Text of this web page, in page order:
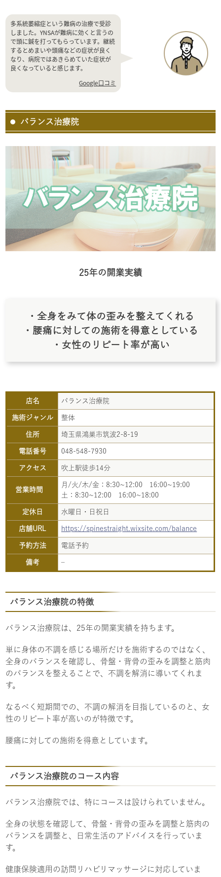
多系統萎縮症という難病の治療で受診
しました。YNSAが難病に効くと言うの
で頭に鍼を打ってもらっています。継続
するとめまいや頭痛などの症状が良く
なり、病院ではあきらめていた症状が
良くなっていると感じます。
Google口コミ
バランス治療院
25年の開業実績
・全身をみて体の歪みを整えてくれる
・腰痛に対しての施術を得意としている
・女性のリピート率が高い
店名 バランス治療院
施術ジャンル 整体
住所 埼玉県鴻巣市筑波2-8-19
電話番号 048-548-7930
アクセス 吹上駅徒歩14分
営業時間
月/火/木/金：8:30~12:00 16:00~19:00
土：8:30~12:00 16:00~18:00
定休日 水曜日・日祝日
店舗URL https://spinestraight.wixsite.com/balance
予約方法 電話予約
備考 –
バランス治療院の特徴
バランス治療院は、25年の開業実績を持ちます。
単に身体の不調を感じる場所だけを施術するのではなく、
全身のバランスを確認し、骨盤・背骨の歪みを調整と筋肉
のバランスを整えることで、不調を解消に導いてくれま
す。
なるべく短期間での、不調の解消を目指しているのと、女
性のリピート率が高いのが特徴です。
腰痛に対しての施術を得意としています。
バランス治療院のコース内容
バランス治療院では、特にコースは設けられていません。
全身の状態を確認して、骨盤・背骨の歪みを調整と筋肉の
バランスを調整と、日常生活のアドバイスを行っていま
す。
健康保険適用の訪問リハビリマッサージに対応していま